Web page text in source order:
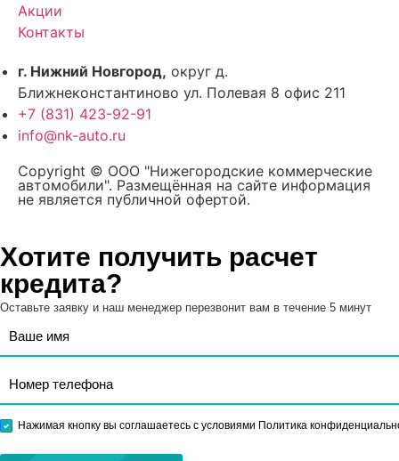
Акции
Контакты
г. Нижний Новгород, округ д.
Ближнеконстантиново ул. Полевая 8 офис 211
+7 (831) 423-92-91
info@nk-auto.ru
Copyright © ООО "Нижегородские коммерческие
автомобили". Размещённая на сайте информация
не является публичной офертой.
Хотите получить расчет
кредита?
Оставьте заявку и наш менеджер перезвонит вам в течение 5 минут
Нажимая кнопку вы соглашаетесь с условиями Политика